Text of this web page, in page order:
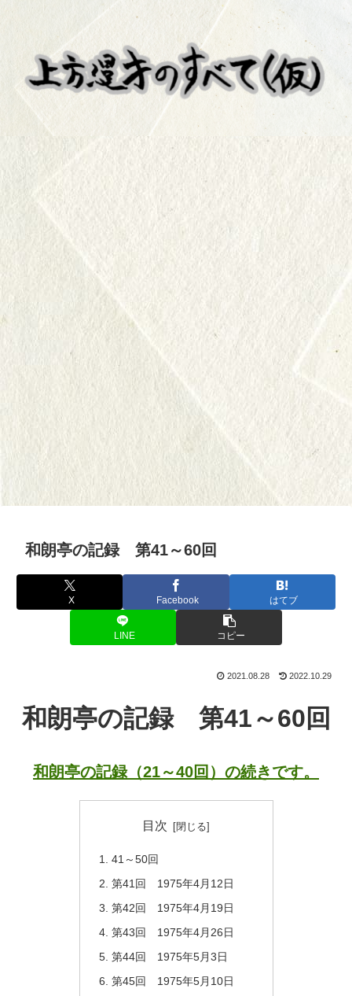
和朗亭の記録 第41～60回
X Facebook はてブ
LINE コピー
2021.08.28 2022.10.29
和朗亭の記録 第41～60回
和朗亭の記録（21～40回）の続きです。
目次
41～50回
第41回 1975年4月12日
第42回 1975年4月19日
第43回 1975年4月26日
第44回 1975年5月3日
第45回 1975年5月10日